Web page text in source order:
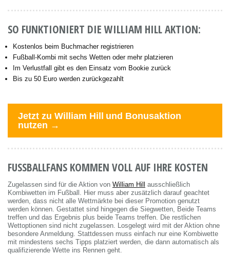
SO FUNKTIONIERT DIE WILLIAM HILL AKTION:
Kostenlos beim Buchmacher registrieren
Fußball-Kombi mit sechs Wetten oder mehr platzieren
Im Verlustfall gibt es den Einsatz vom Bookie zurück
Bis zu 50 Euro werden zurückgezahlt
Jetzt zu William Hill und Bonusaktion
nutzen →
FUSSBALLFANS KOMMEN VOLL AUF IHRE KOSTEN
Zugelassen sind für die Aktion von William Hill
ausschließlich
Kombiwetten im Fußball. Hier muss aber zusätzlich darauf geachtet
werden, dass nicht alle Wettmärkte bei dieser Promotion genutzt
werden können. Gestattet sind hingegen die Siegwetten, Beide Teams
treffen und das Ergebnis plus beide Teams treffen. Die restlichen
Wettoptionen sind nicht zugelassen. Losgelegt wird mit der Aktion ohne
besondere Anmeldung. Stattdessen muss einfach nur eine Kombiwette
mit mindestens sechs Tipps platziert werden, die dann automatisch als
qualifizierende Wette ins Rennen geht.